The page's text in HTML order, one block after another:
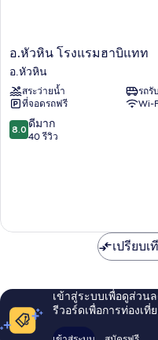
อ.หัวหิน
โรงแรม
ฮา
บิ
แทท
อ.หัวหิน
อ.หัวหิน โรงแรมฮาบิแทท
อ.หัวหิน
สระว่ายน้ำ
รถรั
ที่จอดรถฟรี
Wi-
8.0
จาก
8.0 ดีมาก
40 รีวิว
เปรียบ
เข้าสู่ระบบเพื่อดูส่วน
รีวอร์ดเพื่อการท่องเที่